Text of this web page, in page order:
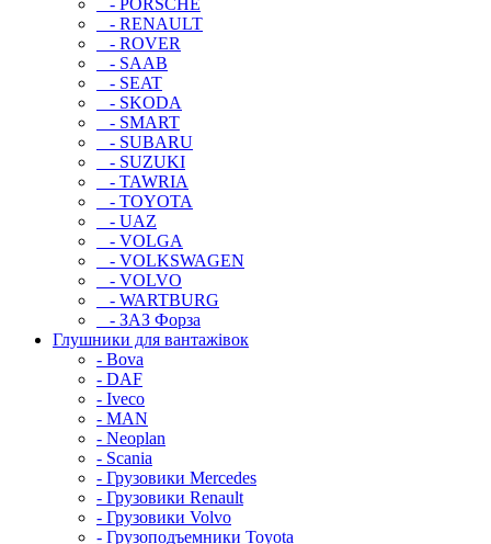
- PORSCHE
- RENAULT
- ROVER
- SAAB
- SEAT
- SKODA
- SMART
- SUBARU
- SUZUKI
- TAWRIA
- TOYOTA
- UAZ
- VOLGA
- VOLKSWAGEN
- VOLVO
- WARTBURG
- ЗАЗ Форза
Глушники для вантажівок
- Bova
- DAF
- Iveco
- MAN
- Neoplan
- Scania
- Грузовики Mercedes
- Грузовики Renault
- Грузовики Volvo
- Грузоподъемники Toyota